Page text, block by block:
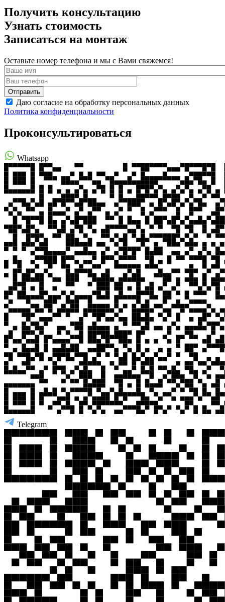
Получить консультацию
Узнать стоимость
Записаться на монтаж
Оставьте номер телефона и мы с Вами свяжемся!
Даю согласие на обработку персональных данных
Политика конфиденциальности
Проконсультироваться
Whatsapp
Telegram